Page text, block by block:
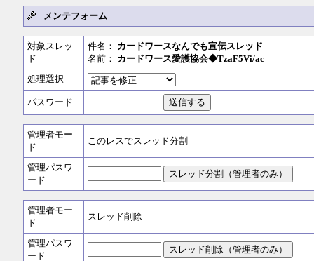
メンテフォーム
対象スレッ
ド
件名： カードワースなんでも宣伝スレッド
名前： カードワース愛護協会◆TzaF5Vi/ac
処理選択
パスワード
管理者モー
ド
このレスでスレッド分割
管理パスワ
ード
管理者モー
ド
スレッド削除
管理パスワ
ード